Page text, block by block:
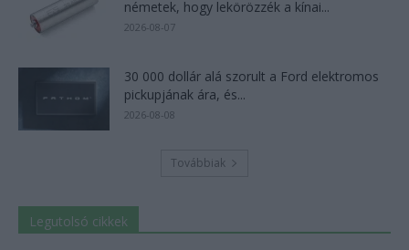
németek, hogy lekörözzék a kínai...
2026-08-07
30 000 dollár alá szorult a Ford elektromos
pickupjának ára, és...
2026-08-08
Továbbiak
Legutolsó cikkek